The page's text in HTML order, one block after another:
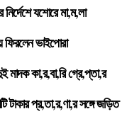
যশোরে মা,ম,লা
ফিরলেন ভাইপোরা
মাদক কা,র,বা,রি গ্রে,প্তা,র
টাকার প্র,তা,র,ণা,র সঙ্গে জড়িত